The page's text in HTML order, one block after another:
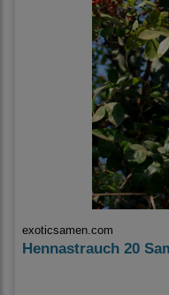
exoticsamen.com
Hennastrauch 20